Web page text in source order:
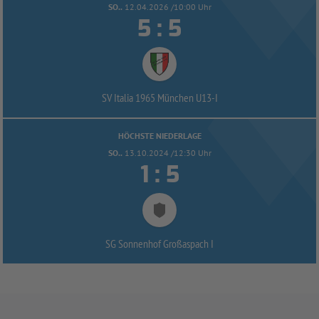
SO.. 12.04.2026 /10:00 Uhr
 : 
SV Italia 1965 München U13-I
HÖCHSTE NIEDERLAGE
SO.. 13.10.2024 /12:30 Uhr
 : 
SG Sonnenhof Großaspach I